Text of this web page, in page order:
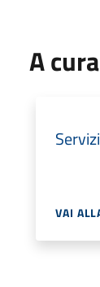
A
VAI